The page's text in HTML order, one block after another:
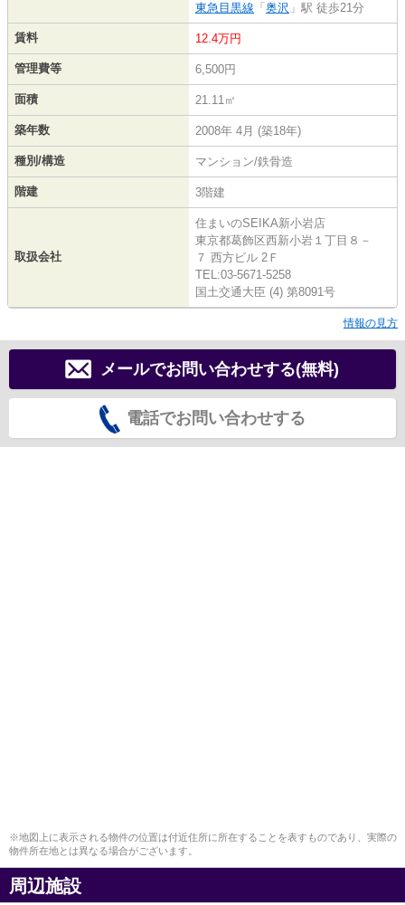
東急目黒線 「 奥沢 」駅 徒歩21分
賃料 12.4万円
管理費等 6,500円
面積 21.11㎡
築年数 2008年 4月 (築18年)
種別/構造 マンション/鉄骨造
階建 3階建
取扱会社
住まいのSEIKA新小岩店
東京都葛飾区西新小岩１丁目８－
７ 西方ビル 2Ｆ
TEL:03-5671-5258
国土交通大臣 (4) 第8091号
情報の見方
メールでお問い合わせする(無料)
電話でお問い合わせする
※地図上に表示される物件の位置は付近住所に所在することを表すものであり、実際の
物件所在地とは異なる場合がございます。
周辺施設